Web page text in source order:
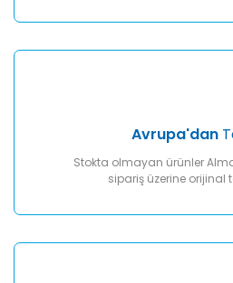
Avrupa'dan
Stokta olmayan ürünler
sipariş üzerine orijinal